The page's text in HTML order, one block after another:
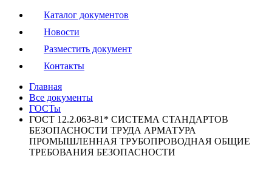
Каталог документов
Новости
Разместить документ
Контакты
Главная
Все документы
ГОСТы
ГОСТ 12.2.063-81* СИСТЕМА СТАНДАРТОВ
БЕЗОПАСНОСТИ ТРУДА АРМАТУРА
ПРОМЫШЛЕННАЯ ТРУБОПРОВОДНАЯ ОБЩИЕ
ТРЕБОВАНИЯ БЕЗОПАСНОСТИ